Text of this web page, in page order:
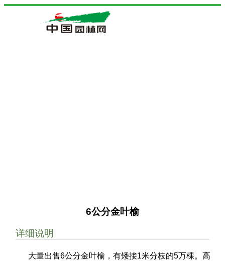
6公分金叶榆
详细说明
大量出售6公分金叶榆，有矮接1米分枝的5万棵。高